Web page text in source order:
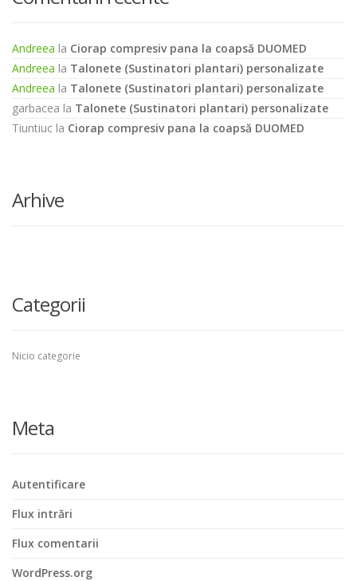
Andreea la Ciorap compresiv pana la coapsă DUOMED
Andreea la Talonete (Sustinatori plantari) personalizate
Andreea la Talonete (Sustinatori plantari) personalizate
garbacea la Talonete (Sustinatori plantari) personalizate
Tiuntiuc la Ciorap compresiv pana la coapsă DUOMED
Arhive
Categorii
Nicio categorie
Meta
Autentificare
Flux intrări
Flux comentarii
WordPress.org